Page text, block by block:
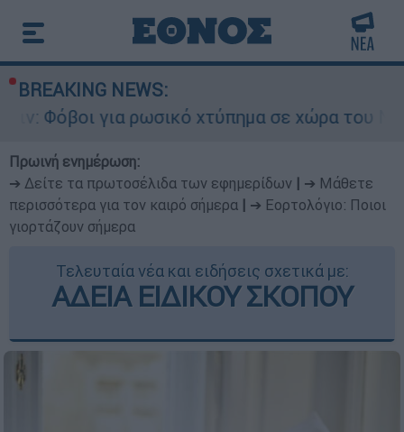
BREAKING NEWS:
ρωσικό χτύπημα σε χώρα του ΝΑΤΟ - Τα
Πρωινή ενημέρωση:
➔ Δείτε τα πρωτοσέλιδα των εφημερίδων
➔ Μάθετε
περισσότερα για τον καιρό σήμερα
➔ Εορτολόγιο: Ποιοι
γιορτάζουν σήμερα
Τελευταία νέα και ειδήσεις σχετικά με:
ΑΔΕΙΑ ΕΙΔΙΚΟΥ ΣΚΟΠΟΥ